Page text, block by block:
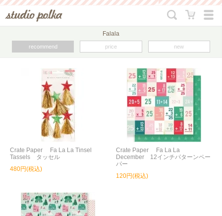
Falala
recommend price new
Crate Paper Fa La La Tinsel
Tassels タッセル
480円(税込)
Crate Paper Fa La La
December 12インチパターンペー
パー
120円(税込)